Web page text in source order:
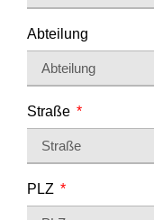
Abteilung
Straße
PLZ